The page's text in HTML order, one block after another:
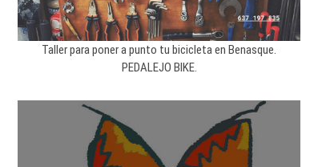
Taller para poner a punto tu bicicleta en Benasque.
PEDALEJO BIKE.